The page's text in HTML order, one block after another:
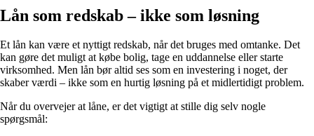
Lån som redskab – ikke som løsning
Et lån kan være et nyttigt redskab, når det bruges med omtanke. Det
kan gøre det muligt at købe bolig, tage en uddannelse eller starte
virksomhed. Men lån bør altid ses som en investering i noget, der
skaber værdi – ikke som en hurtig løsning på et midlertidigt problem.
Når du overvejer at låne, er det vigtigt at stille dig selv nogle
spørgsmål: